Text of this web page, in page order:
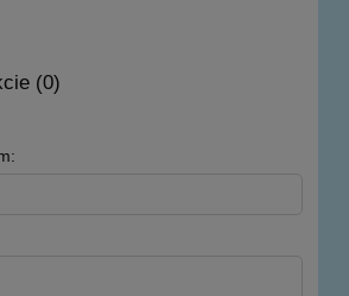
(0)